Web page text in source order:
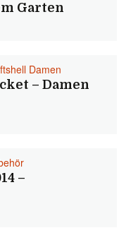
Garten
Damen
– Damen
–